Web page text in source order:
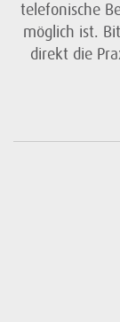
telefonische
möglich ist.
direkt die